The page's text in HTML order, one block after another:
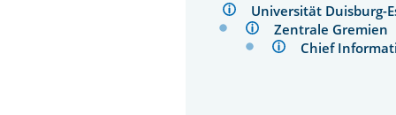
Universität
Zentrale
Chief